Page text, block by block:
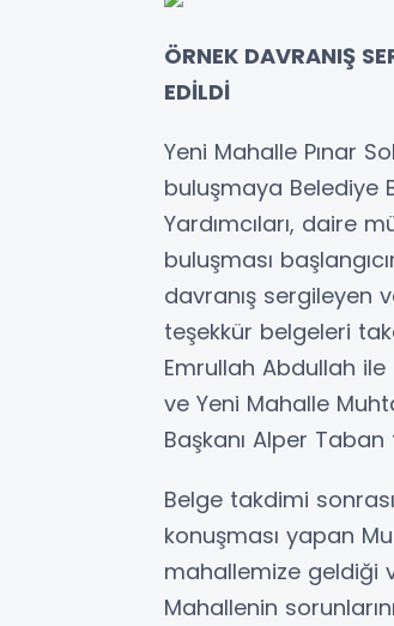
ÖRNEK DAVRANIŞ
EDİLDİ
Yeni Mahalle Pınar
buluşmaya Belediye
Yardımcıları, daire
buluşması
davranış sergileyen
teşekkür belgeleri
Emrullah Abdullah ile
ve Yeni Mahalle
Başkanı Alper
Belge takdimi
konuşması yapan
mahallemize geldiği
Mahallenin